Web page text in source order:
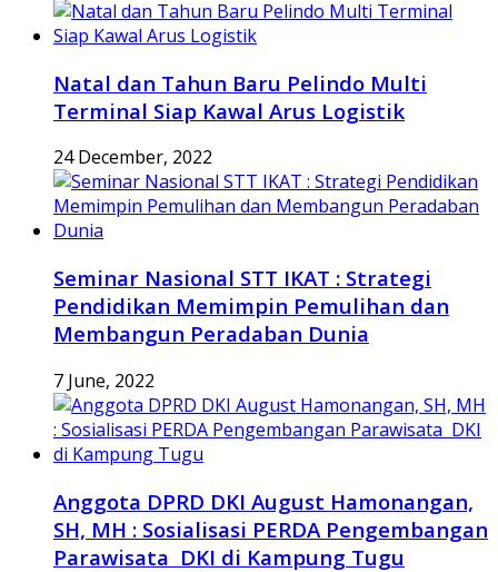
Natal dan Tahun Baru Pelindo Multi
Terminal Siap Kawal Arus Logistik
24 December, 2022
Seminar Nasional STT IKAT : Strategi
Pendidikan Memimpin Pemulihan dan
Membangun Peradaban Dunia
7 June, 2022
Anggota DPRD DKI August Hamonangan,
SH, MH : Sosialisasi PERDA Pengembangan
Parawisata DKI di Kampung Tugu